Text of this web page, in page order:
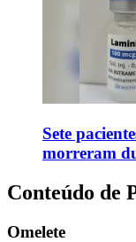
Sete
morreram
Conteúdo de
Omelete